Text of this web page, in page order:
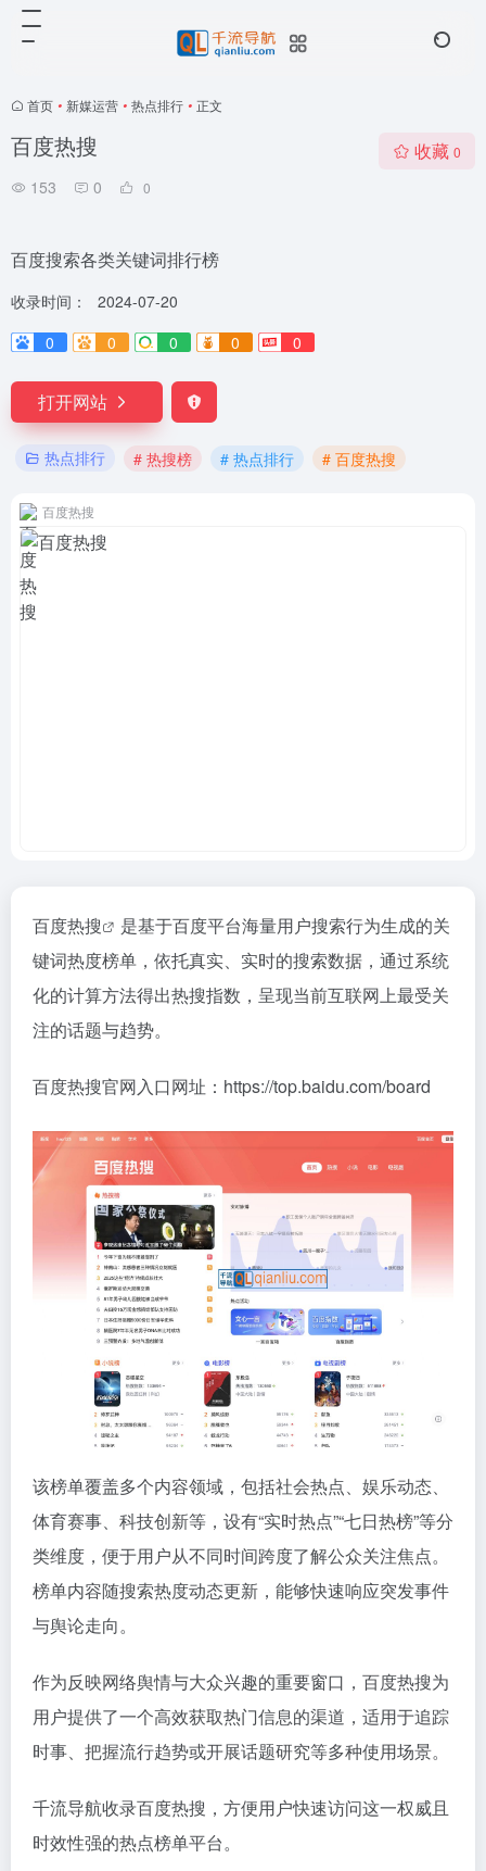
首页 • 新媒运营 • 热点排行 • 正文
百度热搜
153 0 0
收藏 0
百度搜索各类关键词排行榜
收录时间：
2024-07-20
0
0 0 0 0
打开网站
热点排行 # 热搜榜 # 热点排行 # 百度热搜
百度热搜
百度热搜
是基于百度平台海量用户搜索行为生成的关
键词热度榜单，依托真实、实时的搜索数据，通过系统
化的计算方法得出热搜指数，呈现当前互联网上最受关
注的话题与趋势。
百度热搜官网入口网址：https://top.baidu.com/board
该榜单覆盖多个内容领域，包括社会热点、娱乐动态、
体育赛事、科技创新等，设有“实时热点”“七日热榜”等分
类维度，便于用户从不同时间跨度了解公众关注焦点。
榜单内容随搜索热度动态更新，能够快速响应突发事件
与舆论走向。
作为反映网络舆情与大众兴趣的重要窗口，百度热搜为
用户提供了一个高效获取热门信息的渠道，适用于追踪
时事、把握流行趋势或开展话题研究等多种使用场景。
千流导航收录百度热搜，方便用户快速访问这一权威且
时效性强的热点榜单平台。